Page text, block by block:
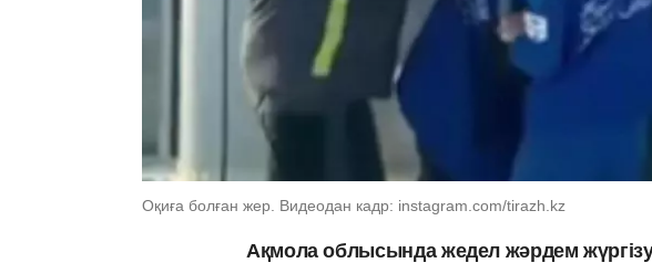
Оқиға болған жер. Видеодан кадр: instagram.com/tirazh.kz
Ақмола облысында жедел жәрдем